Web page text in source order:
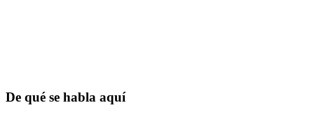
De qué se habla aquí